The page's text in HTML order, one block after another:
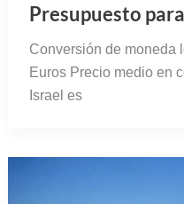
Presupuesto
Conversión de moneda
Euros Precio medio en
Israel es